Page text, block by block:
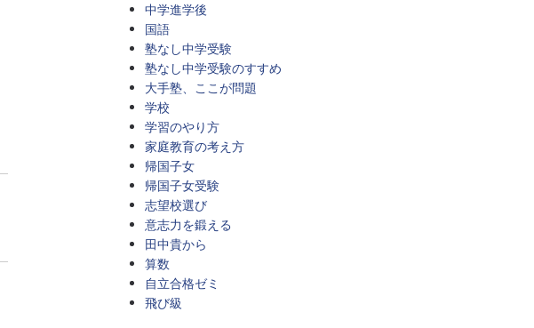
中学進学後
国語
塾なし中学受験
塾なし中学受験のすすめ
大手塾、ここが問題
学校
学習のやり方
家庭教育の考え方
帰国子女
帰国子女受験
志望校選び
意志力を鍛える
田中貴から
算数
自立合格ゼミ
飛び級